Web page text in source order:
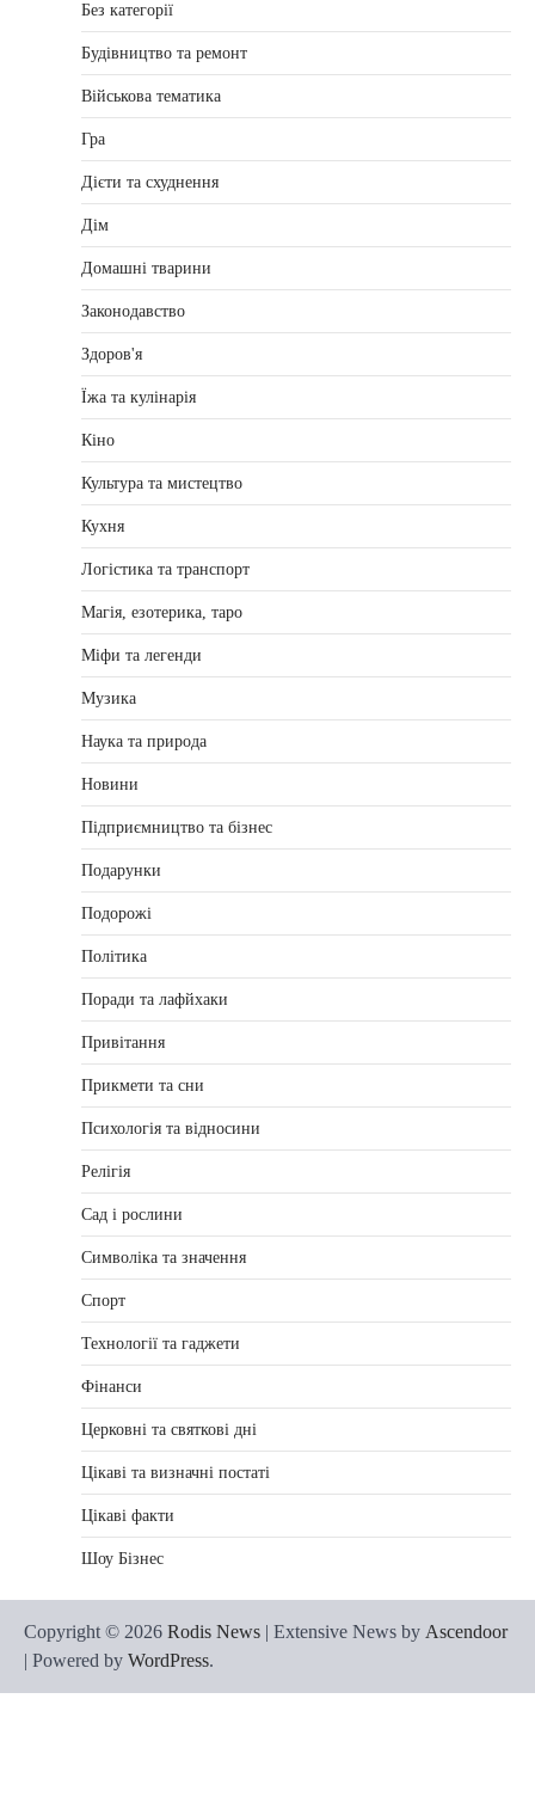
Без категорії
Будівництво та ремонт
Військова тематика
Гра
Дієти та схуднення
Дім
Домашні тварини
Законодавство
Здоров'я
Їжа та кулінарія
Кіно
Культура та мистецтво
Кухня
Логістика та транспорт
Магія, езотерика, таро
Міфи та легенди
Музика
Наука та природа
Новини
Підприємництво та бізнес
Подарунки
Подорожі
Політика
Поради та лафйхаки
Привітання
Прикмети та сни
Психологія та відносини
Релігія
Сад і рослини
Символіка та значення
Спорт
Технології та гаджети
Фінанси
Церковні та святкові дні
Цікаві та визначні постаті
Цікаві факти
Шоу Бізнес
Copyright © 2026 Rodis News | Extensive News by Ascendoor
| Powered by WordPress.